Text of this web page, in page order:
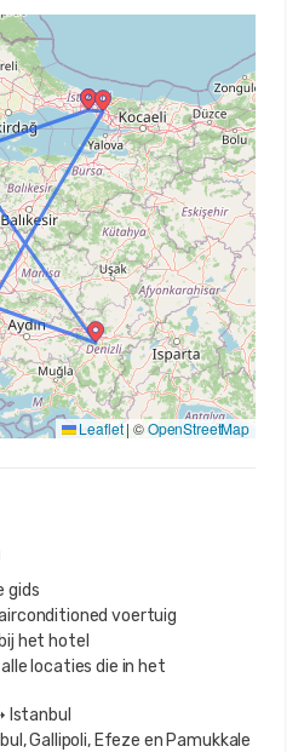
Leaflet | ©OpenStreetMap
gids
voertuig
het hotel
locaties die in het
Istanbul
Gallipoli, Efeze en Pamukkale